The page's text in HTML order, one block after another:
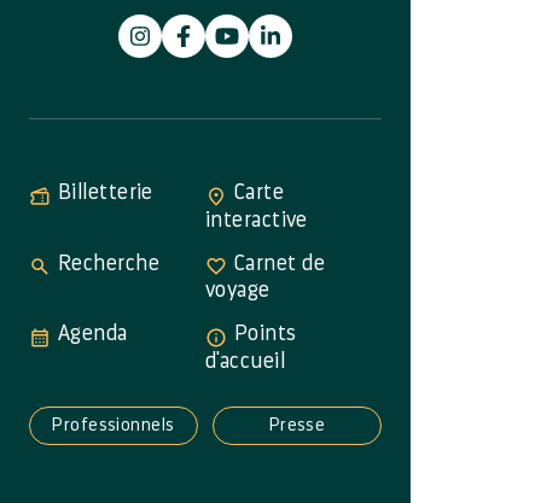
Billetterie
Carte
interactive
Recherche
Carnet de
voyage
Agenda
Points
d'accueil
Professionnels Presse